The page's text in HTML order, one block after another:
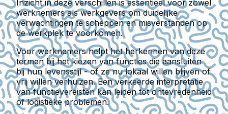
Inzicht in deze verschillen is essentieel voor zowel
werknemers als werkgevers om duidelijke
verwachtingen te scheppen en misverstanden op
de werkplek te voorkomen.
Voor werknemers helpt het herkennen van deze
termen bij het kiezen van functies die aansluiten
bij hun levensstijl - of ze nu lokaal willen blijven of
vrij willen verhuizen. Een verkeerde interpretatie
van functievereisten kan leiden tot ontevredenheid
of logistieke problemen.